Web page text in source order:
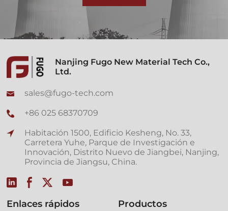
Nanjing Fugo New Material Tech Co.,
Ltd.
sales@fugo-tech.com
+86 025 68370709
Habitación 1500, Edificio Kesheng, No. 33,
Carretera Yuhe, Parque de Investigación e
Innovación, Distrito Nuevo de Jiangbei, Nanjing,
Provincia de Jiangsu, China.
Enlaces rápidos Productos